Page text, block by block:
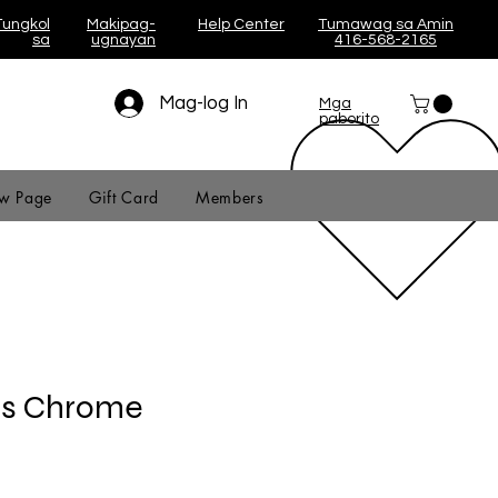
sa
Makipag-
ugnayan
Help Center
Tumawag sa Amin
416-568-2165
Mag-log In
Mga
paborito
Page Gift Card Members
Chrome